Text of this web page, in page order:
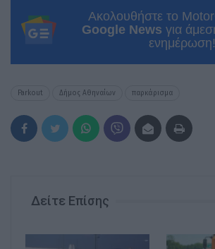
Ακολουθήστε το
Google News για
ενημέρωση!
Parkout Δήμος Αθηναίων παρκάρισμα
Δείτε Επίσης